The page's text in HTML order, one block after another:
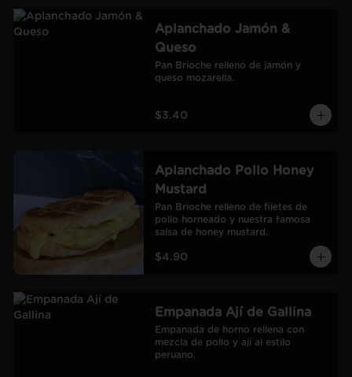
Aplanchado Jamón &
Queso
Pan Brioche relleno de jamón y
queso mozarella.
$3.40
Aplanchado Pollo Honey
Mustard
Pan Brioche relleno de filetes de
pollo horneado y nuestra famosa
salsa de honey mustard.
$4.90
Empanada Ají de Gallina
Empanada de horno rellena con
mezcla de pollo y ají al estilo
peruano.